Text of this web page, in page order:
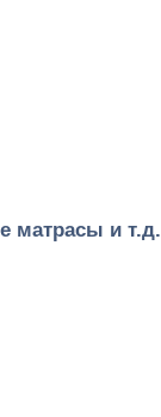
матрасы и т.д.